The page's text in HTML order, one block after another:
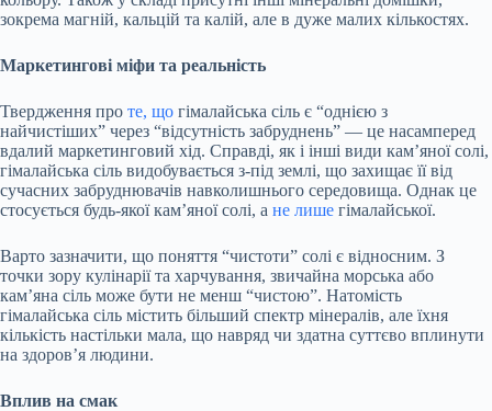
зокрема магній, кальцій та калій, але в дуже малих кількостях.
Маркетингові міфи та реальність
Твердження про те, що гімалайська сіль є “однією з
найчистіших” через “відсутність забруднень” — це насамперед
вдалий маркетинговий хід. Справді, як і інші види кам’яної солі,
гімалайська сіль видобувається з-під землі, що захищає її від
сучасних забруднювачів навколишнього середовища. Однак це
стосується будь-якої кам’яної солі, а не лише гімалайської.
Варто зазначити, що поняття “чистоти” солі є відносним. З
точки зору кулінарії та харчування, звичайна морська або
кам’яна сіль може бути не менш “чистою”. Натомість
гімалайська сіль містить більший спектр мінералів, але їхня
кількість настільки мала, що навряд чи здатна суттєво вплинути
на здоров’я людини.
Вплив на смак